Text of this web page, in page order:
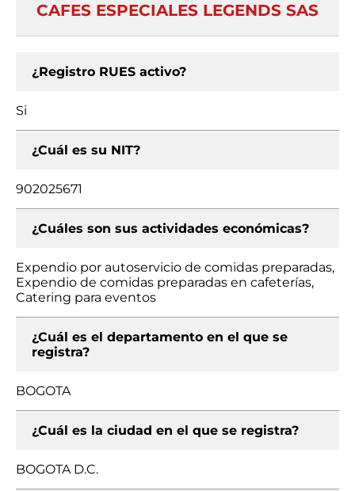
CAFES ESPECIALES LEGENDS SAS
¿Registro RUES activo?
Si
¿Cuál es su NIT?
902025671
¿Cuáles son sus actividades económicas?
Expendio por autoservicio de comidas preparadas,
Expendio de comidas preparadas en cafeterías,
Catering para eventos
¿Cuál es el departamento en el que se
registra?
BOGOTA
¿Cuál es la ciudad en el que se registra?
BOGOTA D.C.